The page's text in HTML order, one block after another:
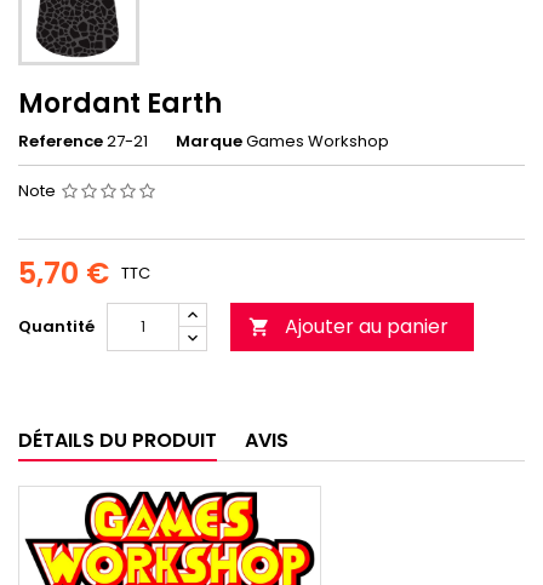
Mordant Earth
Reference27-21 MarqueGames Workshop
Note
5,70 € TTC
Quantité  Ajouter au panier
DÉTAILS DU PRODUIT AVIS